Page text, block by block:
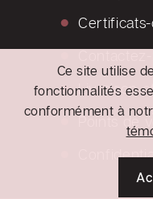
Ce site utilise
fonctionnalités
conformément à
Livraison
Points de